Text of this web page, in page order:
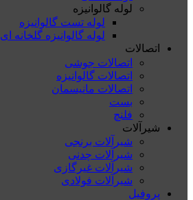
لوله گالوانیزه
لوله تست گالوانیزه
لوله گالوانیزه گلخانه ای
اتصالات
اتصالات جوشی
اتصالات گالوانیزه
اتصالات مانیسمان
بست
فلنچ
شیرآلات
شیرآلات برنجی
شیرآلات چدنی
شیرآلات غیرگازی
شیرآلات فولادی
پروفیل